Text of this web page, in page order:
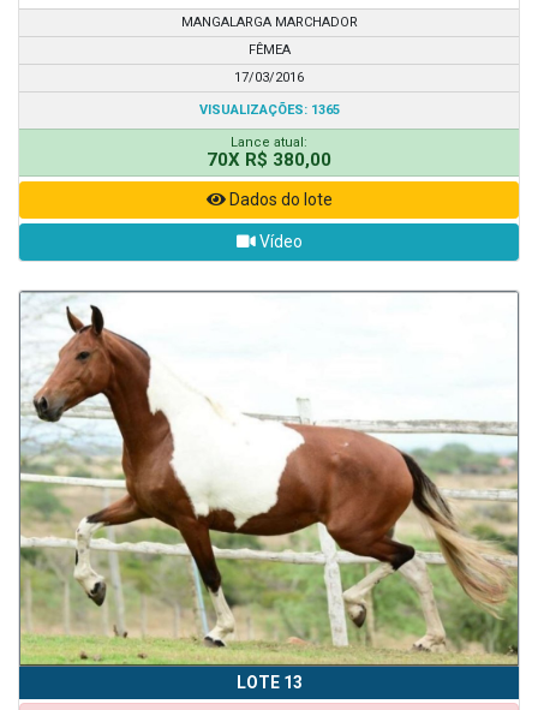
MANGALARGA MARCHADOR
FÊMEA
17/03/2016
VISUALIZAÇÕES: 1365
Lance atual:
70X R$ 380,00
Dados do lote
Vídeo
LOTE 13